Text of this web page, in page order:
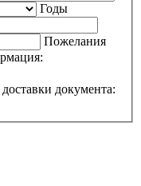
Годы
Пожелания
документа: